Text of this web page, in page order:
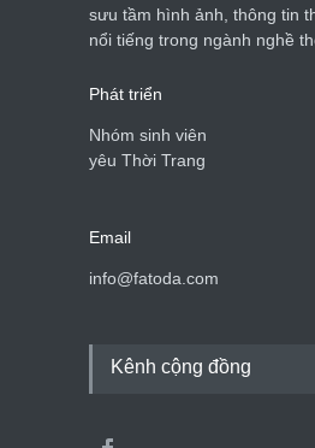
Mẫu áo
nữ 40+
sưu tầm hình ảnh, thông tin
nổi tiếng trong ngành nghề
Phát triển
Nhóm sinh viên
yêu Thời Trang
Email
info@fatoda.com
Kênh cộng đồng